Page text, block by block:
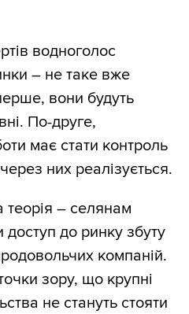
водноголос
– не таке вже
вони будуть
По-друге,
має стати контроль
них реалізується.
теорія – селянам
до ринку збуту
компаній.
зору, що крупні
не стануть стояти